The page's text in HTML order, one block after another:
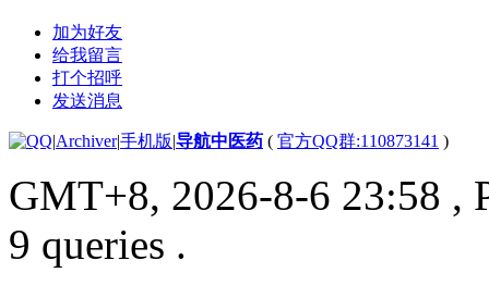
加为好友
给我留言
打个招呼
发送消息
|Archiver|手机版|导航中医药 ( 官方QQ群:110873141 )
GMT+8, 2026-8-6 23:58 ,
9 queries .